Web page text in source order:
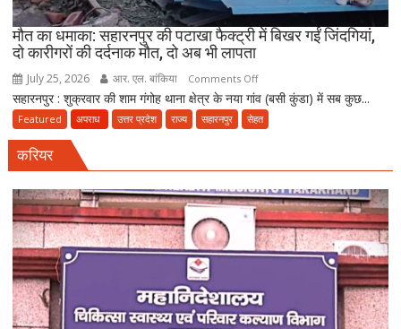
पर
FIR
मौत का धमाका: सहारनपुर की पटाखा फैक्ट्री में बिखर गईं जिंदगियां,
दो कारीगरों की दर्दनाक मौत, दो अब भी लापता
July 25, 2026 आर. एल. बांकिया Comments Offon
मौत
का
पटाखा
फैक्ट्री
में
बिखर
जिंदगियां,
दो
सहारनपुर : शुक्रवार की शाम गंगोह थाना क्षेत्र के नया गांव (बसी कुंडा) में सब कुछ...
Featured अपराध उत्तर प्रदेश राज्य सहारनपुर सेहत
करियर